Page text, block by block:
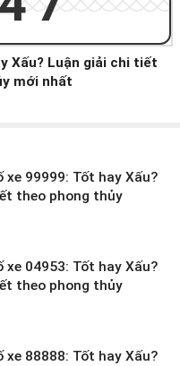
Xấu? Luận giải chi tiết
mới nhất
xe 99999: Tốt hay Xấu?
theo phong thủy
xe 04953: Tốt hay Xấu?
theo phong thủy
xe 88888: Tốt hay Xấu?